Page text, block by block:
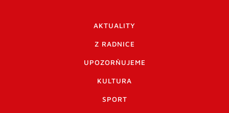
AKTUALITY
Z RADNICE
UPOZORŇUJEME
KULTURA
SPORT